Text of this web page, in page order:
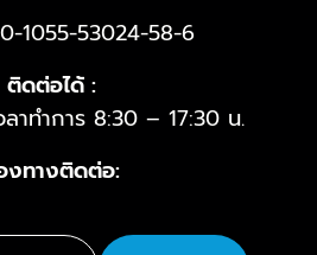
1055-53024-58-6
ติดต่อได้ :
ลาทำการ 8:30 – 17:30 น.
งทางติดต่อ: